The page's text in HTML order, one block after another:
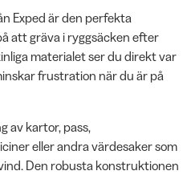
Exped är den perfekta
att gräva i ryggsäcken efter
materialet ser du direkt var
frustration när du är på
av kartor, pass,
eller andra värdesaker som
Den robusta konstruktionen